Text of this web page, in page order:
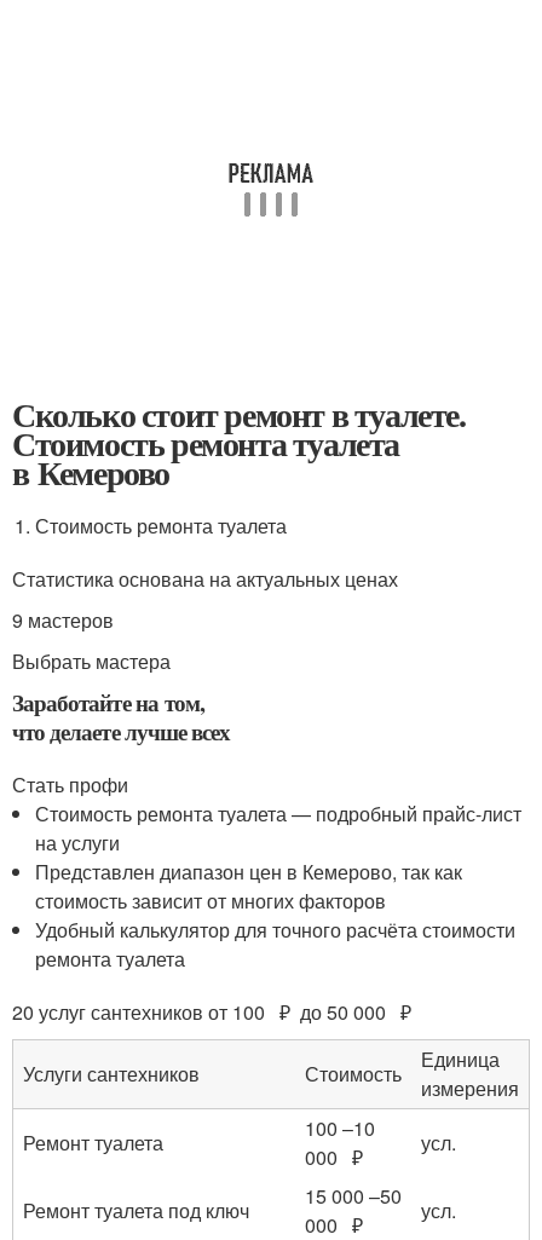
Сколько стоит ремонт в туалете.
Стоимость ремонта туалета
в Кемерово
Стоимость ремонта туалета
Статистика основана на актуальных ценах
9 мастеров
Выбрать мастера
Заработайте на том,
что делаете лучше всех
Стать профи
Стоимость ремонта туалета — подробный прайс-лист
на услуги
Представлен диапазон цен в Кемерово, так как
стоимость зависит от многих факторов
Удобный калькулятор для точного расчёта стоимости
ремонта туалета
20 услуг сантехников от 100 ₽ до 50 000 ₽
Услуги сантехников Стоимость
Единица
измерения
Ремонт туалета
100 –10
000 ₽
усл.
Ремонт туалета под ключ
15 000 –50
000 ₽
усл.